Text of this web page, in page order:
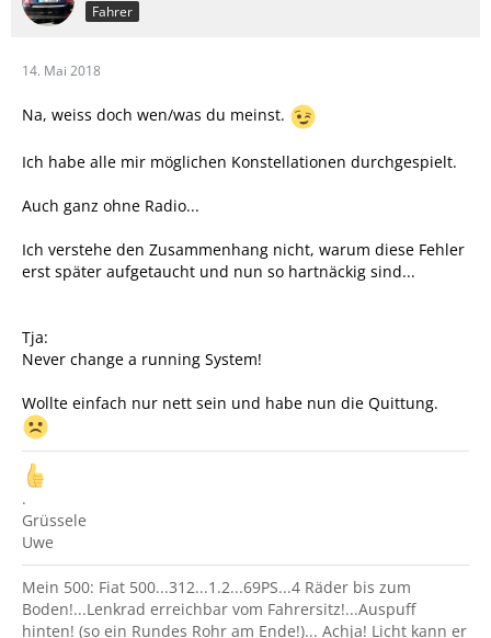
Fahrer
14. Mai 2018
Na, weiss doch wen/was du meinst.
Ich habe alle mir möglichen Konstellationen durchgespielt.
Auch ganz ohne Radio...
Ich verstehe den Zusammenhang nicht, warum diese Fehler
erst später aufgetaucht und nun so hartnäckig sind...
Tja:
Never change a running System!
Wollte einfach nur nett sein und habe nun die Quittung.
.
Grüssele
Uwe
Mein 500: Fiat 500...312...1.2...69PS...4 Räder bis zum
Boden!...Lenkrad erreichbar vom Fahrersitz!...Auspuff
hinten! (so ein Rundes Rohr am Ende!)... Achja! Licht kann er